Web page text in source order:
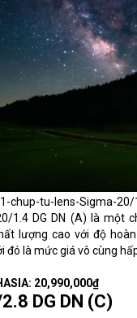
1.4 DG DN (A) là một
lượng cao với độ
là mức giá vô cùng
20,990,000₫
DG DN (C)